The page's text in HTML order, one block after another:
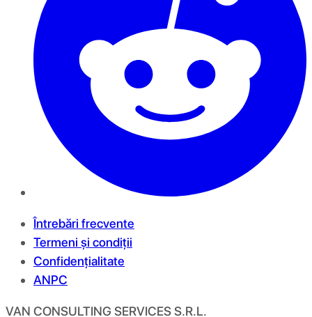
Întrebări frecvente
Termeni și condiții
Confidențialitate
ANPC
VAN CONSULTING SERVICES S.R.L.